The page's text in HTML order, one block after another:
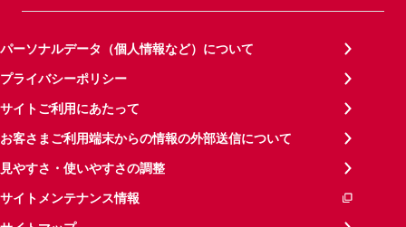
パーソナルデータ（個人情報など）について
プライバシーポリシー
サイトご利用にあたって
お客さまご利用端末からの情報の外部送信について
見やすさ・使いやすさの調整
サイトメンテナンス情報